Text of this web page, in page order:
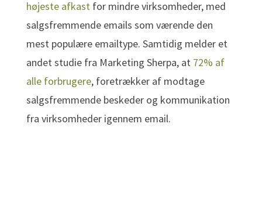
højeste afkastfor mindre virksomheder, med
salgsfremmende emails som værende den
mest populære emailtype. Samtidig melder et
andet studie fra Marketing Sherpa, at 72% af
alle forbrugere, foretrækker af modtage
salgsfremmende beskeder og kommunikation
fra virksomheder igennem email.